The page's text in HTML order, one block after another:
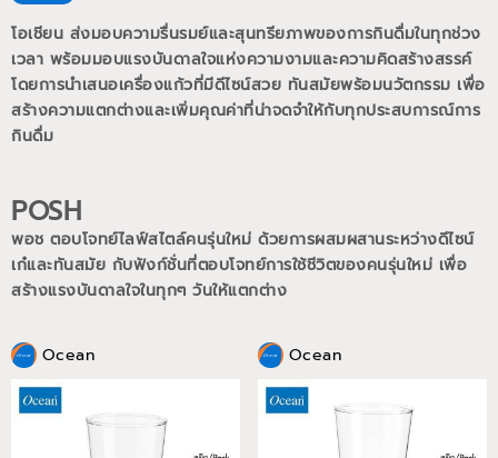
โอเชียน ส่งมอบความรื่นรมย์และสุนทรียภาพของการกินดื่มในทุกช่วง
เวลา พร้อมมอบแรงบันดาลใจแห่งความงามและความคิดสร้างสรรค์
โดยการนำเสนอเครื่องแก้วที่มีดีไซน์สวย ทันสมัยพร้อมนวัตกรรม เพื่อ
สร้างความแตกต่างและเพิ่มคุณค่าที่น่าจดจำให้กับทุกประสบการณ์การ
กินดื่ม
POSH
พอช ตอบโจทย์ไลฟ์สไตล์คนรุ่นใหม่ ด้วยการผสมผสานระหว่างดีไซน์
เก๋และทันสมัย กับฟังก์ชั่นที่ตอบโจทย์การใช้ชีวิตของคนรุ่นใหม่ เพื่อ
สร้างแรงบันดาลใจในทุกๆ วันให้แตกต่าง
Ocean Ocean